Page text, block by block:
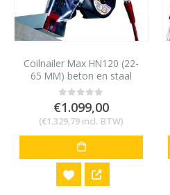
Coilnailer Max HN120 (22-
65 MM) beton en staal
0out of 5
€1.099,00
(€1.329,79 incl. BTW)